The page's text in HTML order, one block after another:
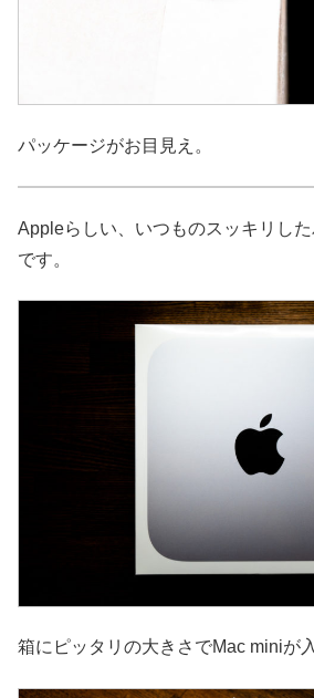
パッケージがお目見え。
Appleらしい、いつものスッキリし
です。
箱にピッタリの大きさでMac miniが